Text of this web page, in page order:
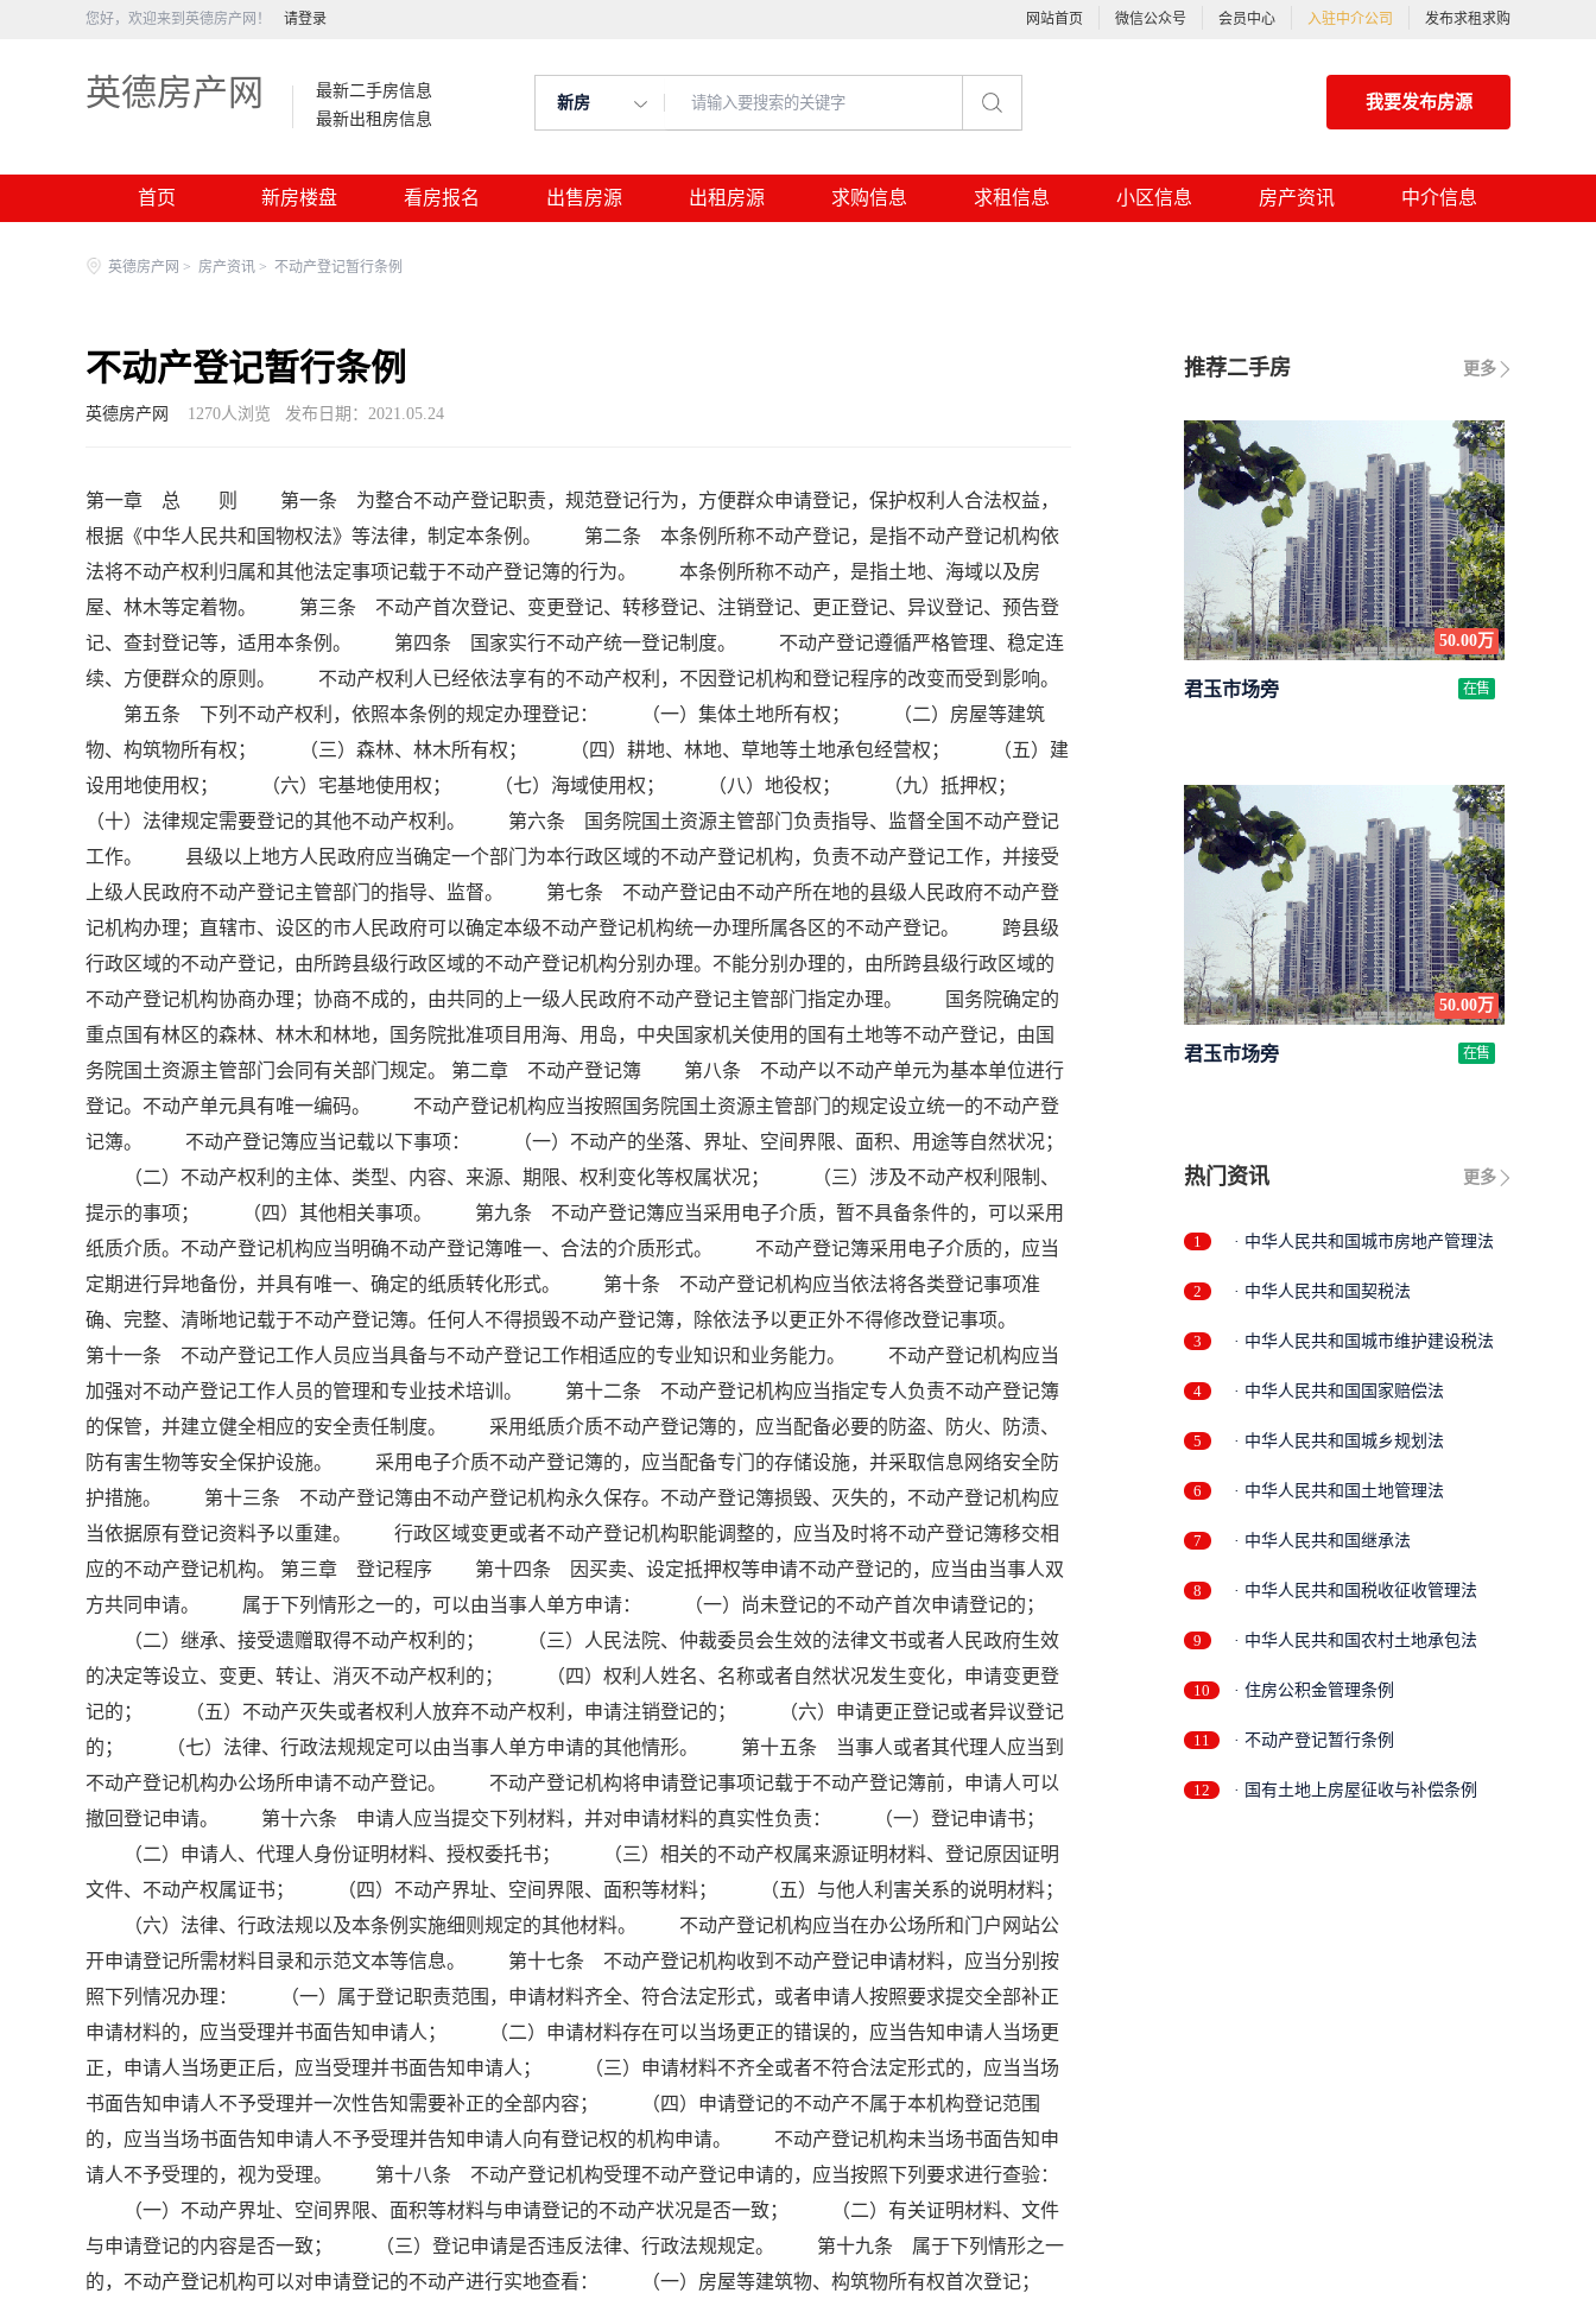
您好，欢迎来到英德房产网！ 请登录 网站首页 微信公众号 会员中心 入驻中介公司 发布求租求购
英德房产网
最新二手房信息
最新出租房信息
新房 我要发布房源
首页 新房楼盘 看房报名 出售房源 出租房源 求购信息 求租信息 小区信息 房产资讯 中介信息
英德房产网 > 房产资讯 > 不动产登记暂行条例
不动产登记暂行条例
英德房产网 1270人浏览 发布日期：2021.05.24
第一章 总 则 第一条 为整合不动产登记职责，规范登记行为，方便群众申请登记，保护权利人合法权益，
根据《中华人民共和国物权法》等法律，制定本条例。 第二条 本条例所称不动产登记，是指不动产登记机构依
法将不动产权利归属和其他法定事项记载于不动产登记簿的行为。 本条例所称不动产，是指土地、海域以及房
屋、林木等定着物。 第三条 不动产首次登记、变更登记、转移登记、注销登记、更正登记、异议登记、预告登
记、查封登记等，适用本条例。 第四条 国家实行不动产统一登记制度。 不动产登记遵循严格管理、稳定连
续、方便群众的原则。 不动产权利人已经依法享有的不动产权利，不因登记机构和登记程序的改变而受到影响。
第五条 下列不动产权利，依照本条例的规定办理登记： （一）集体土地所有权； （二）房屋等建筑
物、构筑物所有权； （三）森林、林木所有权； （四）耕地、林地、草地等土地承包经营权； （五）建
设用地使用权； （六）宅基地使用权； （七）海域使用权； （八）地役权； （九）抵押权；
（十）法律规定需要登记的其他不动产权利。 第六条 国务院国土资源主管部门负责指导、监督全国不动产登记
工作。 县级以上地方人民政府应当确定一个部门为本行政区域的不动产登记机构，负责不动产登记工作，并接受
上级人民政府不动产登记主管部门的指导、监督。 第七条 不动产登记由不动产所在地的县级人民政府不动产登
记机构办理；直辖市、设区的市人民政府可以确定本级不动产登记机构统一办理所属各区的不动产登记。 跨县级
行政区域的不动产登记，由所跨县级行政区域的不动产登记机构分别办理。不能分别办理的，由所跨县级行政区域的
不动产登记机构协商办理；协商不成的，由共同的上一级人民政府不动产登记主管部门指定办理。 国务院确定的
重点国有林区的森林、林木和林地，国务院批准项目用海、用岛，中央国家机关使用的国有土地等不动产登记，由国
务院国土资源主管部门会同有关部门规定。 第二章 不动产登记簿 第八条 不动产以不动产单元为基本单位进行
登记。不动产单元具有唯一编码。 不动产登记机构应当按照国务院国土资源主管部门的规定设立统一的不动产登
记簿。 不动产登记簿应当记载以下事项： （一）不动产的坐落、界址、空间界限、面积、用途等自然状况；
（二）不动产权利的主体、类型、内容、来源、期限、权利变化等权属状况； （三）涉及不动产权利限制、
提示的事项； （四）其他相关事项。 第九条 不动产登记簿应当采用电子介质，暂不具备条件的，可以采用
纸质介质。不动产登记机构应当明确不动产登记簿唯一、合法的介质形式。 不动产登记簿采用电子介质的，应当
定期进行异地备份，并具有唯一、确定的纸质转化形式。 第十条 不动产登记机构应当依法将各类登记事项准
确、完整、清晰地记载于不动产登记簿。任何人不得损毁不动产登记簿，除依法予以更正外不得修改登记事项。
第十一条 不动产登记工作人员应当具备与不动产登记工作相适应的专业知识和业务能力。 不动产登记机构应当
加强对不动产登记工作人员的管理和专业技术培训。 第十二条 不动产登记机构应当指定专人负责不动产登记簿
的保管，并建立健全相应的安全责任制度。 采用纸质介质不动产登记簿的，应当配备必要的防盗、防火、防渍、
防有害生物等安全保护设施。 采用电子介质不动产登记簿的，应当配备专门的存储设施，并采取信息网络安全防
护措施。 第十三条 不动产登记簿由不动产登记机构永久保存。不动产登记簿损毁、灭失的，不动产登记机构应
当依据原有登记资料予以重建。 行政区域变更或者不动产登记机构职能调整的，应当及时将不动产登记簿移交相
应的不动产登记机构。 第三章 登记程序 第十四条 因买卖、设定抵押权等申请不动产登记的，应当由当事人双
方共同申请。 属于下列情形之一的，可以由当事人单方申请： （一）尚未登记的不动产首次申请登记的；
（二）继承、接受遗赠取得不动产权利的； （三）人民法院、仲裁委员会生效的法律文书或者人民政府生效
的决定等设立、变更、转让、消灭不动产权利的； （四）权利人姓名、名称或者自然状况发生变化，申请变更登
记的； （五）不动产灭失或者权利人放弃不动产权利，申请注销登记的； （六）申请更正登记或者异议登记
的； （七）法律、行政法规规定可以由当事人单方申请的其他情形。 第十五条 当事人或者其代理人应当到
不动产登记机构办公场所申请不动产登记。 不动产登记机构将申请登记事项记载于不动产登记簿前，申请人可以
撤回登记申请。 第十六条 申请人应当提交下列材料，并对申请材料的真实性负责： （一）登记申请书；
（二）申请人、代理人身份证明材料、授权委托书； （三）相关的不动产权属来源证明材料、登记原因证明
文件、不动产权属证书； （四）不动产界址、空间界限、面积等材料； （五）与他人利害关系的说明材料；
（六）法律、行政法规以及本条例实施细则规定的其他材料。 不动产登记机构应当在办公场所和门户网站公
开申请登记所需材料目录和示范文本等信息。 第十七条 不动产登记机构收到不动产登记申请材料，应当分别按
照下列情况办理： （一）属于登记职责范围，申请材料齐全、符合法定形式，或者申请人按照要求提交全部补正
申请材料的，应当受理并书面告知申请人； （二）申请材料存在可以当场更正的错误的，应当告知申请人当场更
正，申请人当场更正后，应当受理并书面告知申请人； （三）申请材料不齐全或者不符合法定形式的，应当当场
书面告知申请人不予受理并一次性告知需要补正的全部内容； （四）申请登记的不动产不属于本机构登记范围
的，应当当场书面告知申请人不予受理并告知申请人向有登记权的机构申请。 不动产登记机构未当场书面告知申
请人不予受理的，视为受理。 第十八条 不动产登记机构受理不动产登记申请的，应当按照下列要求进行查验：
（一）不动产界址、空间界限、面积等材料与申请登记的不动产状况是否一致； （二）有关证明材料、文件
与申请登记的内容是否一致； （三）登记申请是否违反法律、行政法规规定。 第十九条 属于下列情形之一
的，不动产登记机构可以对申请登记的不动产进行实地查看： （一）房屋等建筑物、构筑物所有权首次登记；
更多
推荐二手房
50.00万
君玉市场旁 在售
50.00万
君玉市场旁 在售
更多
热门资讯
1 · 中华人民共和国城市房地产管理法
2 · 中华人民共和国契税法
3 · 中华人民共和国城市维护建设税法
4 · 中华人民共和国国家赔偿法
5 · 中华人民共和国城乡规划法
6 · 中华人民共和国土地管理法
7 · 中华人民共和国继承法
8 · 中华人民共和国税收征收管理法
9 · 中华人民共和国农村土地承包法
10 · 住房公积金管理条例
11 · 不动产登记暂行条例
12 · 国有土地上房屋征收与补偿条例